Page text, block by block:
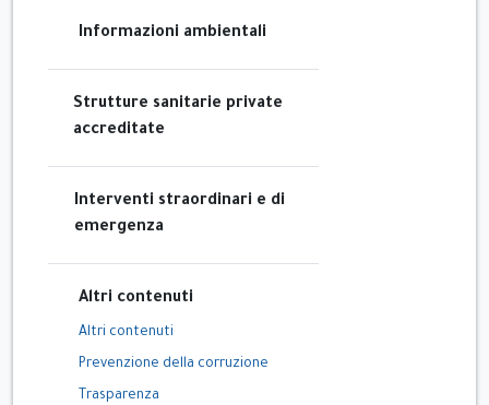
Informazioni ambientali
Strutture sanitarie private
accreditate
Interventi straordinari e di
emergenza
Altri contenuti
Altri contenuti
Prevenzione della corruzione
Trasparenza